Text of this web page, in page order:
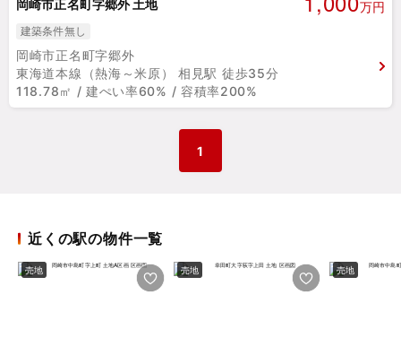
岡崎市正名町字郷外 土地 万円
建築条件無し
岡崎市正名町字郷外
東海道本線（熱海～米原） 相見駅 徒歩35分
118.78㎡ / 建ぺい率60% / 容積率200%
1
近くの駅の物件一覧
売地 売地 売地